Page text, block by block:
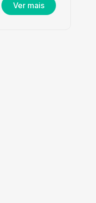
Ver mais